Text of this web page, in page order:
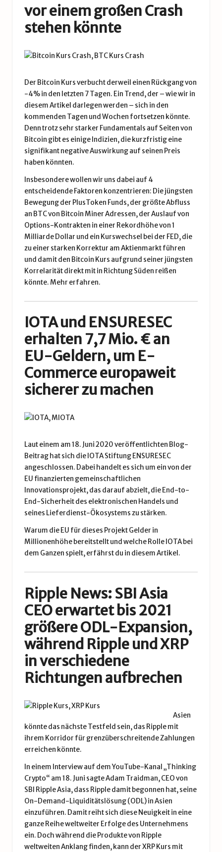
vor einem großen Crash
stehen könnte
Der Bitcoin Kurs verbucht derweil einen Rückgang von
-4% in den letzten 7 Tagen. Ein Trend, der – wie wir in
diesem Artikel darlegen werden – sich in den
kommenden Tagen und Wochen fortsetzen könnte.
Denn trotz sehr starker Fundamentals auf Seiten von
Bitcoin gibt es einige Indizien, die kurzfristig eine
signifikant negative Auswirkung auf seinen Preis
haben könnten.
Insbesondere wollen wir uns dabei auf 4
entscheidende Faktoren konzentrieren: Die jüngsten
Bewegung der PlusToken Funds, der größte Abfluss
an BTC von Bitcoin MinerAdressen, der Auslauf von
Options-Kontrakten in einer Rekordhöhe von 1
Milliarde Dollar und ein Kurswechsel bei der FED, die
zu einer starken Korrektur am Aktienmarkt führen
und damit den Bitcoin Kurs aufgrund seiner jüngsten
Korrelarität direkt mit in Richtung Süden reißen
könnte.Mehr erfahren.
IOTA und ENSURESEC
erhalten 7,7 Mio. € an
EU-Geldern, um E-
Commerce europaweit
sicherer zu machen
Laut einem am 18. Juni 2020 veröffentlichten Blog-
Beitrag hat sich die IOTA Stiftung ENSURESEC
angeschlossen. Dabei handelt es sich um ein von der
EU finanzierten gemeinschaftlichen
Innovationsprojekt, das darauf abzielt, die End-to-
End-Sicherheit des elektronischen Handels und
seines Lieferdienst-Ökosystems zu stärken.
Warum die EU für dieses Projekt Gelder in
Millionenhöhe bereitstellt und welche Rolle IOTA bei
dem Ganzen spielt, erfährst du in diesem Artikel .
Ripple News: SBI Asia
CEO erwartet bis 2021
größere ODL-Expansion,
während Ripple und XRP
in verschiedene
Richtungen aufbrechen
Asien
könnte das nächste Testfeld sein, das Ripple mit
ihrem Korridor für grenzüberschreitende Zahlungen
erreichen könnte.
In einem Interview auf dem YouTube-Kanal „Thinking
Crypto“ am 18. Juni sagte Adam Traidman, CEO von
SBI Ripple Asia, dass Ripple damit begonnen hat, seine
On-Demand-Liquiditätslösung (ODL) in Asien
einzuführen. Damit reiht sich diese Neuigkeit in eine
ganze Reihe weltweiter Erfolge des Unternehmens
ein. Doch während die Produkte von Ripple
weltweiten Anklang finden, kann derXRP Kurs mit